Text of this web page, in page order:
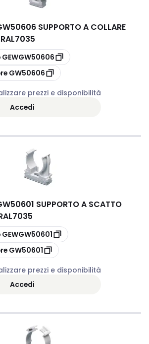
SUPPORTO A COLLARE
GEWGW50606
GW50606
prezzi e disponibilità
Accedi
SUPPORTO A SCATTO
GEWGW50601
GW50601
prezzi e disponibilità
Accedi